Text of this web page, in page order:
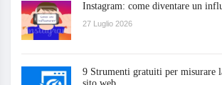
Instagram: come diventare un
27 Luglio 2026
9 Strumenti gratuiti per misurare